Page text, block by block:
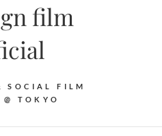
film
SOCIAL FILM
TOKYO